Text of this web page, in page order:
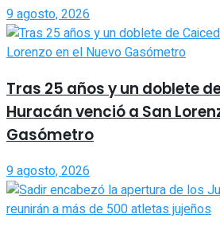
9 agosto, 2026
Tras 25 años y un doblete
Huracán venció a San
Gasómetro
9 agosto, 2026